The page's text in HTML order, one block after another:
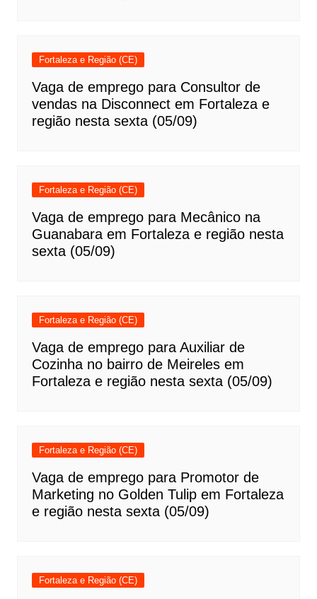
Fortaleza e Região (CE)
Vaga de emprego para Consultor de
vendas na Disconnect em Fortaleza e
região nesta sexta (05/09)
Fortaleza e Região (CE)
Vaga de emprego para Mecânico na
Guanabara em Fortaleza e região nesta
sexta (05/09)
Fortaleza e Região (CE)
Vaga de emprego para Auxiliar de
Cozinha no bairro de Meireles em
Fortaleza e região nesta sexta (05/09)
Fortaleza e Região (CE)
Vaga de emprego para Promotor de
Marketing no Golden Tulip em Fortaleza
e região nesta sexta (05/09)
Fortaleza e Região (CE)